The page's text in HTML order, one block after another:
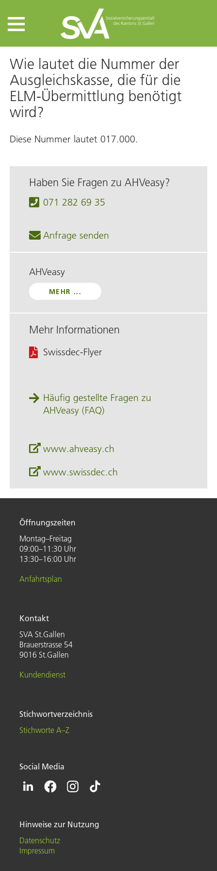
Wie lautet die Nummer der
Ausgleichskasse, die für die
ELM-Übermittlung benötigt
wird?
Diese Nummer lautet 017.000.
Haben Sie Fragen zu AHVeasy?
071 282 69 35
Anfrage senden
AHVeasy
MEHR ...
Mehr Informationen
Swissdec-Flyer
Häufig gestellte Fragen zu
AHVeasy (FAQ)
www.ahveasy.ch
www.swissdec.ch
Öffnungszeiten
Montag–Freitag
09:00–11:30 Uhr
13:30–16:00 Uhr
Anfahrtsplan
Kontakt
SVA St.Gallen
Brauerstrasse 54
9016 St.Gallen
Kundendienst
Stichwortverzeichnis
Stichworte A–Z
Social Media
Hinweise zur Nutzung
Datenschutz
Impressum